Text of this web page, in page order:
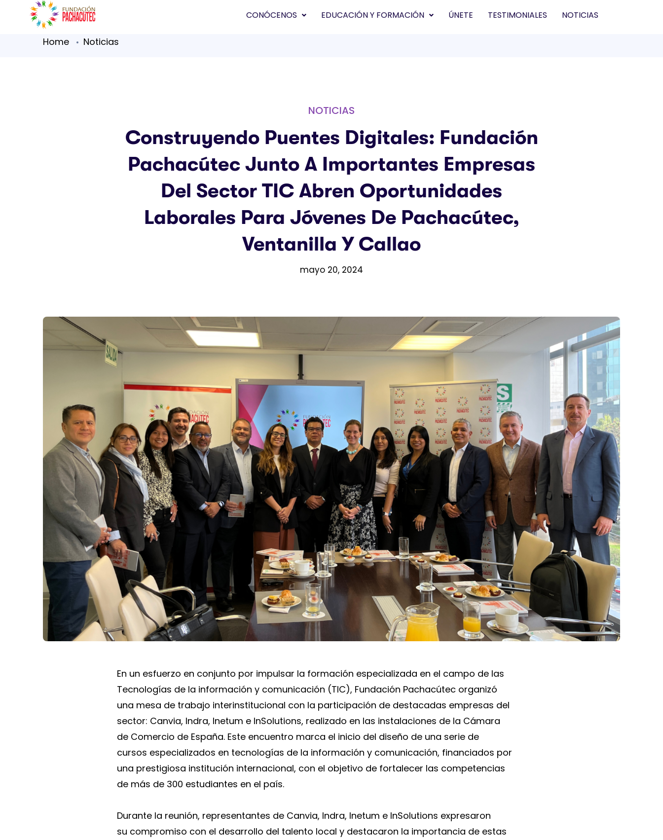
CONÓCENOS EDUCACIÓN Y FORMACIÓN ÚNETE TESTIMONIALES NOTICIAS
Home Noticias
NOTICIAS
Construyendo Puentes Digitales: Fundación
Pachacútec Junto A Importantes Empresas
Del Sector TIC Abren Oportunidades
Laborales Para Jóvenes De Pachacútec,
Ventanilla Y Callao
mayo 20, 2024
En un esfuerzo en conjunto por impulsar la formación especializada en el campo de las
Tecnologías de la información y comunicación (TIC), Fundación Pachacútec organizó
una mesa de trabajo interinstitucional con la participación de destacadas empresas del
sector: Canvia, Indra, Inetum e InSolutions, realizado en las instalaciones de la Cámara
de Comercio de España. Este encuentro marca el inicio del diseño de una serie de
cursos especializados en tecnologías de la información y comunicación, financiados por
una prestigiosa institución internacional, con el objetivo de fortalecer las competencias
de más de 300 estudiantes en el país.
Durante la reunión, representantes de Canvia, Indra, Inetum e InSolutions expresaron
su compromiso con el desarrollo del talento local y destacaron la importancia de estas